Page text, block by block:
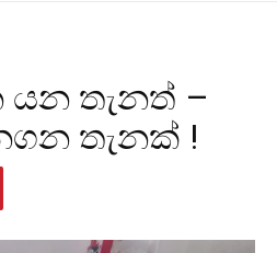
තැනත් –
තැනක් !